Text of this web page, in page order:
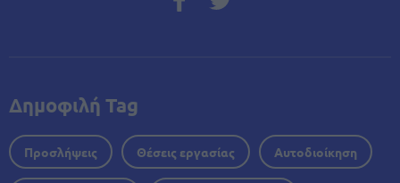
Δημοφιλή Tag
Προσλήψεις Θέσεις εργασίας Αυτοδιοίκηση